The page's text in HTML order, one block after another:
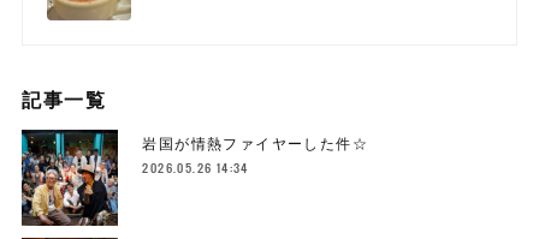
記事一覧
岩国が情熱ファイヤーした件☆
2026.05.26 14:34